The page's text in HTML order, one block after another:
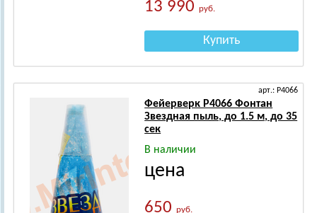
13 990руб.
Купить
арт.: Р4066
Фейерверк Р4066 Фонтан
Звездная пыль, до 1.5 м, до 35
сек
В наличии
цена
650руб.